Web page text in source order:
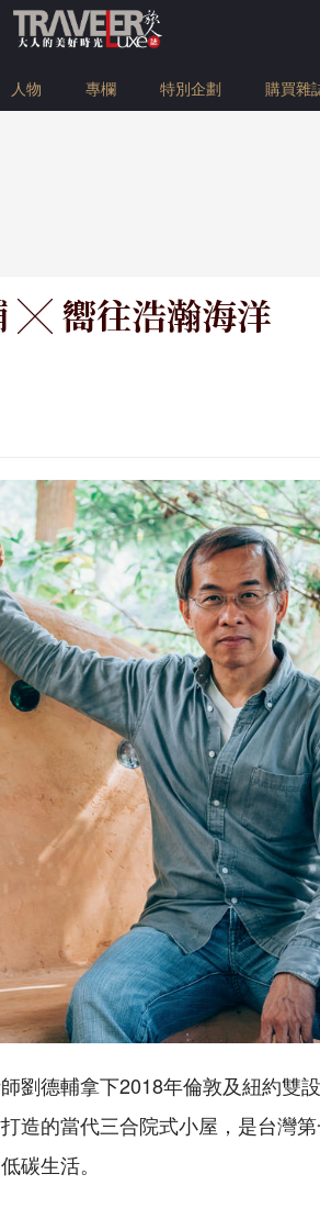
人物 專欄 特別企劃 購買雜
╳ 嚮往浩瀚海洋
劉德輔拿下2018年倫敦及紐約雙
造的當代三合院式小屋，是台灣
碳生活。